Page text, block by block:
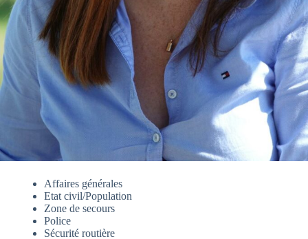
Affaires générales
Etat civil/Population
Zone de secours
Police
Sécurité routière